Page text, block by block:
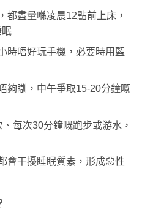
都盡量喺凌晨12點前上床，
眠
時唔好玩手機，必要時用藍
夠瞓，中午爭取15-20分鐘嘅
每次30分鐘嘅跑步或游水，
會干擾睡眠質素，形成惡性